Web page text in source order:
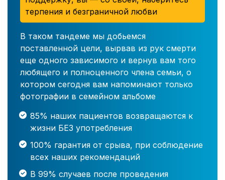
терпения и безграничной любви
В таком тандеме мы добьемся
поставленной цели, вырвав из рук смерти
еще одного зависимого и вернув вам того
любящего и полноценного члена семьи, о
котором сегодня вам напоминают только
фотографии в семейном альбоме
85% наших пациентов возвращаются к
жизни БЕЗ употребления
100% гарантия от срыва, при соблюдение
всех наших рекомендаций
В 99% случаев после проведения